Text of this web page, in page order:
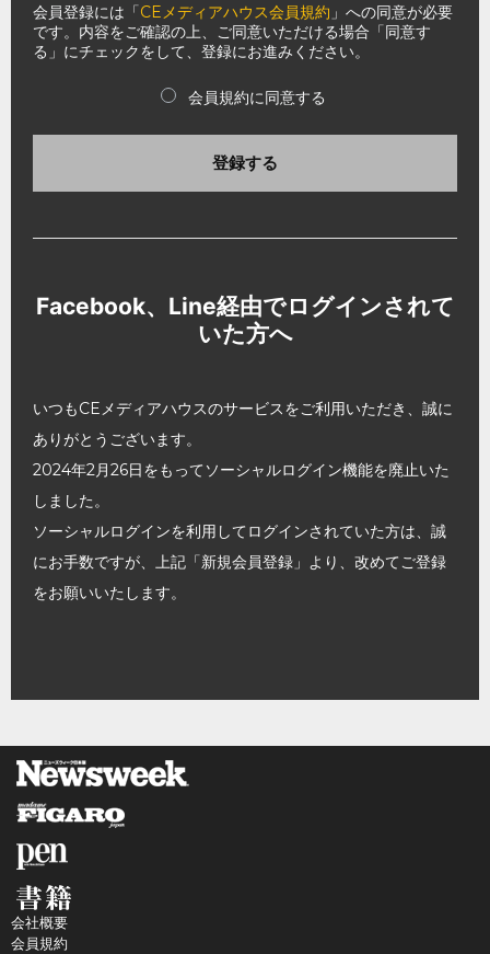
会員登録には「CEメディアハウス会員規約 」への同意が必要
です。内容をご確認の上、ご同意いただける場合「同意す
る」にチェックをして、登録にお進みください。
会員規約に同意する
登録する
Facebook、Line経由でログインされて
いた方へ
いつもCEメディアハウスのサービスをご利用いただき、誠に
ありがとうございます。
2024年2月26日をもってソーシャルログイン機能を廃止いた
しました。
ソーシャルログインを利用してログインされていた方は、誠
にお手数ですが、上記「新規会員登録」より、改めてご登録
をお願いいたします。
会社概要
会員規約